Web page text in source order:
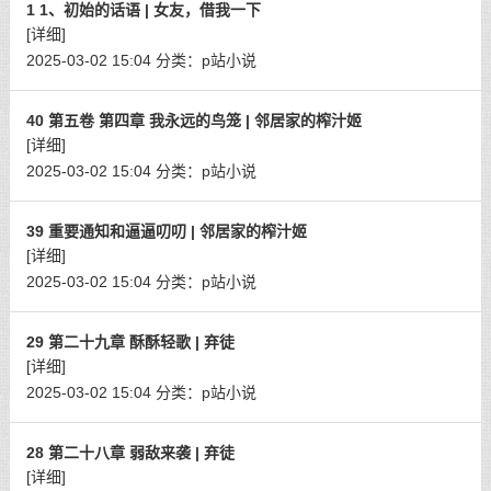
1 1、初始的话语 | 女友，借我一下
[详细]
2025-03-02 15:04 分类： p站小说
40 第五卷 第四章 我永远的鸟笼 | 邻居家的榨汁姬
[详细]
2025-03-02 15:04 分类： p站小说
39 重要通知和逼逼叨叨 | 邻居家的榨汁姬
[详细]
2025-03-02 15:04 分类： p站小说
29 第二十九章 酥酥轻歌 | 弃徒
[详细]
2025-03-02 15:04 分类： p站小说
28 第二十八章 弱敌来袭 | 弃徒
[详细]